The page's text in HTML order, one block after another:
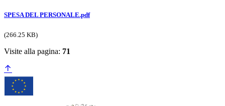
SPESA DEL PERSONALE.pdf
(266.25 KB)
Visite alla pagina: 71